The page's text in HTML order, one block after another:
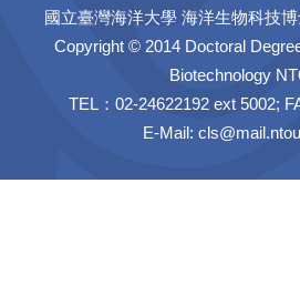
國立臺灣海洋大學 海洋生物科技
Copyright © 2014 Doctoral
Biotechnology
TEL：02-24622192 ext 5002;
E-Mail: